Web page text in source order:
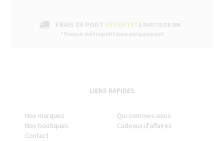
FRAIS DE PORT OFFERTS* À PARTIR DE 99€
* France métropolitaine uniquement
LIENS RAPIDES
Nos marques
Qui sommes-nous
Nos boutiques
Cadeaux d'affaires
Contact